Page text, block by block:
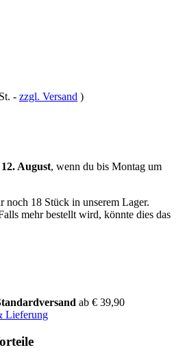
- zzgl. Versand )
August, wenn du bis Montag um
noch 18 Stück in unserem Lager.
mehr bestellt wird, könnte dies das
ab € 39,90
Lieferung